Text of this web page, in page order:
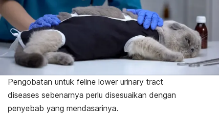
Pengobatan untuk feline lower urinary tract
diseases sebenarnya perlu disesuaikan dengan
penyebab yang mendasarinya.